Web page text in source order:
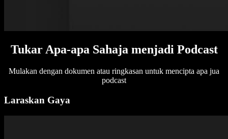
Tukar Apa-apa Sahaja menjadi Podcast
Mulakan dengan dokumen atau ringkasan untuk mencipta apa jua
podcast
Laraskan Gaya